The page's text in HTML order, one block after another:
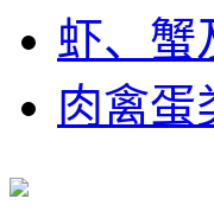
虾、蟹
肉禽蛋